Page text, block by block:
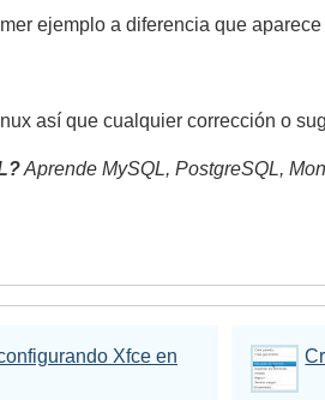
ejemplo a diferencia que aparece
así que cualquier corrección o
Aprende MySQL, PostgreSQL,
Xfce en